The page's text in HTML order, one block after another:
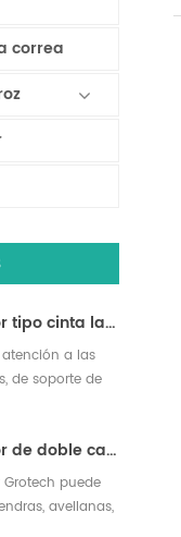
correa
Clasificador tipo cinta lavable AW120
atención a las
de soporte de
adecuado para
de nueces,
frescas y
Clasificador de doble capa con IA
puede
avellanas,